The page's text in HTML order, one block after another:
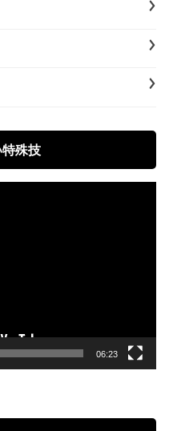
殊技
06:23